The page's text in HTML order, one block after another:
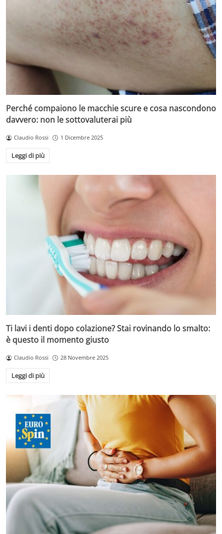
Perché compaiono le macchie scure e cosa nascondono
davvero: non le sottovaluterai più
Claudio Rossi 1 Dicembre 2025
Leggi di più
Ti lavi i denti dopo colazione? Stai rovinando lo smalto:
è questo il momento giusto
Claudio Rossi 28 Novembre 2025
Leggi di più